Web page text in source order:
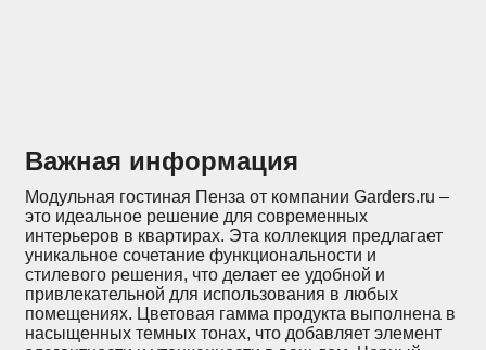
Важная информация
Модульная гостиная Пенза от компании Garders.ru –
это идеальное решение для современных
интерьеров в квартирах. Эта коллекция предлагает
уникальное сочетание функциональности и
стилевого решения, что делает ее удобной и
привлекательной для использования в любых
помещениях. Цветовая гамма продукта выполнена в
насыщенных темных тонах, что добавляет элемент